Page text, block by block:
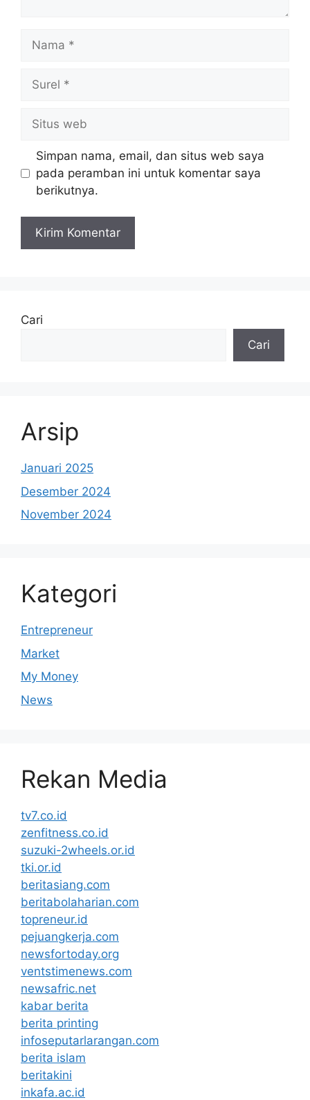
web
Simpan nama, email, dan situs web saya
pada peramban ini untuk komentar saya
berikutnya.
Cari
Cari
Arsip
Januari 2025
Desember 2024
November 2024
Kategori
Entrepreneur
Market
My Money
News
Rekan Media
tv7.co.id
zenfitness.co.id
suzuki-2wheels.or.id
tki.or.id
beritasiang.com
beritabolaharian.com
topreneur.id
pejuangkerja.com
newsfortoday.org
ventstimenews.com
newsafric.net
kabar berita
berita printing
infoseputarlarangan.com
berita islam
beritakini
inkafa.ac.id